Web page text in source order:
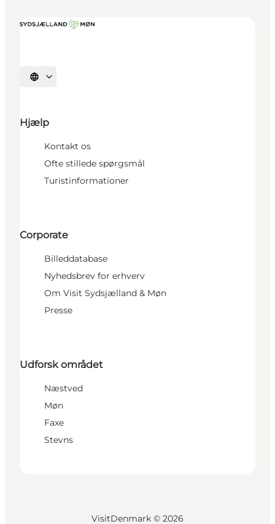
Vælg sprog
Hjælp
Kontakt os
Ofte stillede spørgsmål
Turistinformationer
Corporate
Billeddatabase
Nyhedsbrev for erhverv
Om Visit Sydsjælland & Møn
Presse
Udforsk området
Næstved
Møn
Faxe
Stevns
VisitDenmark © 2026